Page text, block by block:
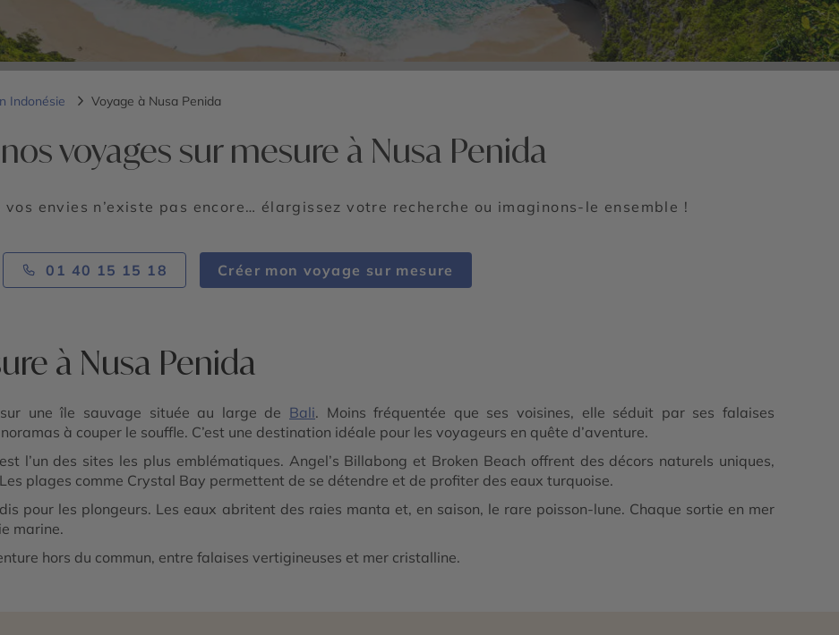
Indonésie Voyage à Nusa Penida
voyages sur mesure à Nusa Penida
envies n’existe pas encore… élargissez votre recherche ou imaginons-le ensemble !
01 40 15 15 18 Créer mon voyage sur mesure
à Nusa Penida
une île sauvage située au large de Bali. Moins fréquentée que ses voisines, elle séduit par ses falaises
à couper le souffle. C’est une destination idéale pour les voyageurs en quête d’aventure.
l’un des sites les plus emblématiques. Angel’s Billabong et Broken Beach offrent des décors naturels uniques,
plages comme Crystal Bay permettent de se détendre et de profiter des eaux turquoise.
pour les plongeurs. Les eaux abritent des raies manta et, en saison, le rare poisson-lune. Chaque sortie en mer
marine.
hors du commun, entre falaises vertigineuses et mer cristalline.